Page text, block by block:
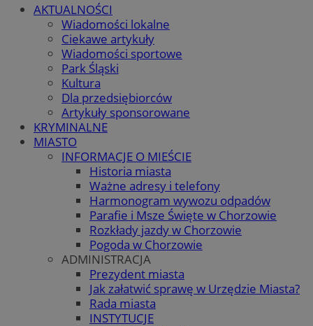
AKTUALNOŚCI
Wiadomości lokalne
Ciekawe artykuły
Wiadomości sportowe
Park Śląski
Kultura
Dla przedsiębiorców
Artykuły sponsorowane
KRYMINALNE
MIASTO
INFORMACJE O MIEŚCIE
Historia miasta
Ważne adresy i telefony
Harmonogram wywozu odpadów
Parafie i Msze Święte w Chorzowie
Rozkłady jazdy w Chorzowie
Pogoda w Chorzowie
ADMINISTRACJA
Prezydent miasta
Jak załatwić sprawę w Urzędzie Miasta?
Rada miasta
INSTYTUCJE